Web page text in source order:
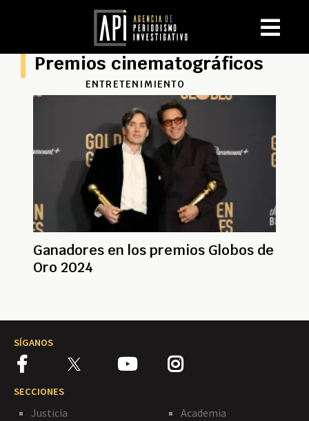
Premios cinematográficos
ENTRETENIMIENTO
Ganadores en los premios Globos de
Oro 2024
SÍGANOS
SECCIONES
Justicia
Academia